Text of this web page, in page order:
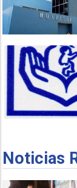
Noticias